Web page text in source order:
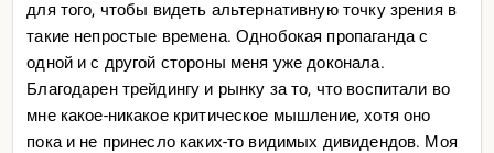
для того, чтобы видеть альтернативную точку зрения в
такие непростые времена. Однобокая пропаганда с
одной и с другой стороны меня уже доконала.
Благодарен трейдингу и рынку за то, что воспитали во
мне какое-никакое критическое мышление, хотя оно
пока и не принесло каких-то видимых дивидендов. Моя